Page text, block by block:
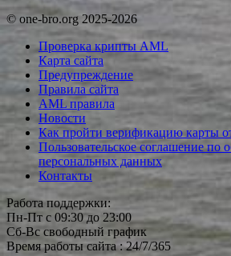
© one-bro.org 2025-2026
Проверка крипты AML
Карта сайта
Предупреждение
Правила сайта
AML правила
Новости
Как пройти верификацию карты
Пользовательское соглашение по
персональных данных
Контакты
Работа поддержки:
Пн-Пт с 09:30 до 23:00
Сб-Вс свободный график
Время работы сайта : 24/7/365